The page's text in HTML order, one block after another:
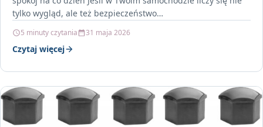
tylko wygląd, ale też bezpieczeństwo…
5 minuty czytania 31 maja 2026
Czytaj więcej